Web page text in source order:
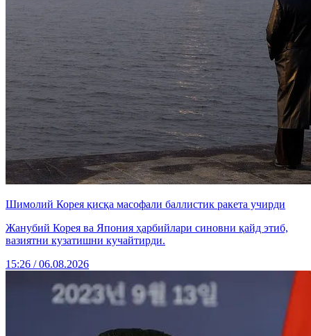
Шимолий Корея қисқа масофали баллистик ракета учирди
Жанубий Корея ва Япония ҳарбийлари синовни қайд этиб,
вазиятни кузатишни кучайтирди.
15:26 / 06.08.2026